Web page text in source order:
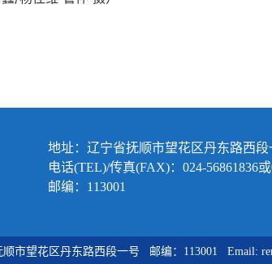
地址：辽宁省抚顺市望花区丹东路西段
电话(TEL)/传真(FAX)：024-56861836或
邮编：113001
望花区丹东路西段一号 邮编：113001 Email: